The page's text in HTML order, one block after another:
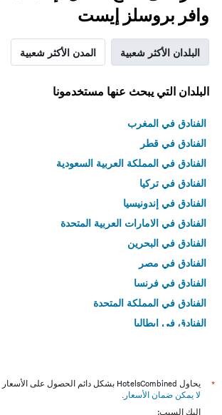
وافر بروسلز إيست
البلدان الأكثر شعبية المدن الأكثر شعبية
البلدان التي يبحث عنها مستخدمونا
الفنادق في المغرب
الفنادق في قطر
الفنادق في المملكة العربية السعودية
الفنادق في تركيا
الفنادق في إندونيسيا
الفنادق في الامارات العربية المتحدة
الفنادق في البحرين
الفنادق في مصر
الفنادق في فرنسا
الفنادق في المملكة المتحدة
الفنادق في إيطاليا
*
يحاول HotelsCombined بشكل دائم الحصول على الأسعار الدقيقة، ولكن
لا يمكن ضمان الأسعار .
إليك السبب: